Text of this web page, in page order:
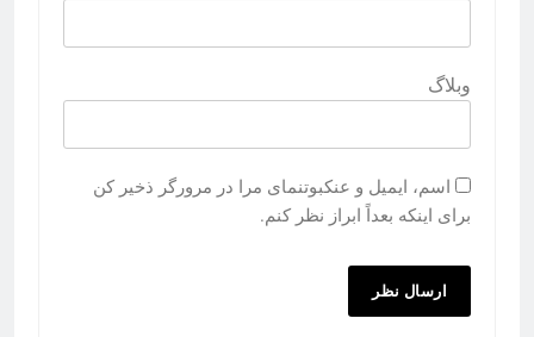
وبلاگ
اسم، ایمیل و عنکبوتنمای مرا در مرورگر ذخیر کن
برای اینکه بعداً ابراز نظر کنم.